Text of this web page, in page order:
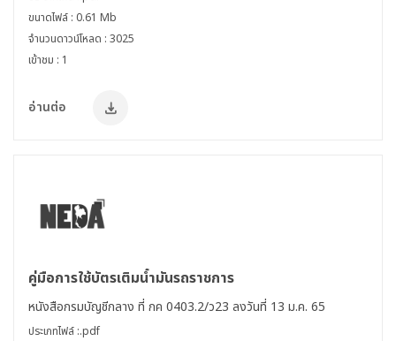
ขนาดไฟล์ : 0.61 Mb
จำนวนดาวน์โหลด : 3025
เข้าชม : 1
อ่านต่อ
คู่มือการใช้บัตรเติมน้ำมันรถราชการ
หนังสือกรมบัญชีกลาง ที่ กค 0403.2/ว23 ลงวันที่ 13 ม.ค. 65
ประเภทไฟล์ :.pdf